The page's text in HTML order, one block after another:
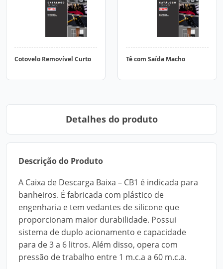
Cotovelo Removível Curto Tê com Saída Macho
Detalhes do produto
Descrição do Produto
A Caixa de Descarga Baixa – CB1 é indicada para
banheiros. É fabricada com plástico de
engenharia e tem vedantes de silicone que
proporcionam maior durabilidade. Possui
sistema de duplo acionamento e capacidade
para de 3 a 6 litros. Além disso, opera com
pressão de trabalho entre 1 m.c.a a 60 m.c.a.